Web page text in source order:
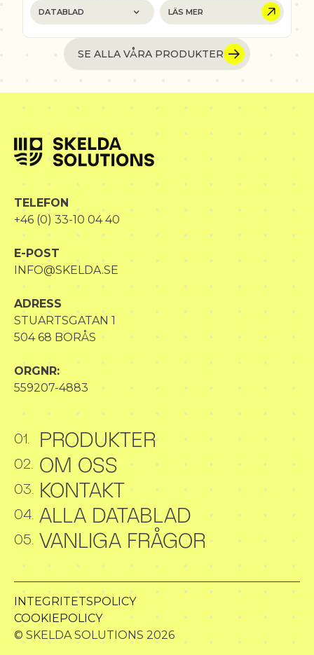
DATABLAD LÄS MER
SE ALLA VÅRA PRODUKTER
TELEFON
+46 (0) 33-10 04 40
E-POST
INFO@SKELDA.SE
ADRESS
STUARTSGATAN 1
504 68 BORÅS
ORGNR:
559207-4883
01. PRODUKTER
02. OM OSS
03. KONTAKT
04. ALLA DATABLAD
05. VANLIGA FRÅGOR
© SKELDA SOLUTIONS 2026
INTEGRITETSPOLICY
COOKIEPOLICY